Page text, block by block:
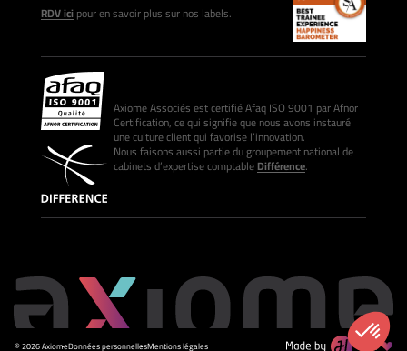
RDV icipour en savoir plus sur nos labels.
Axiome Associés est certifié Afaq ISO 9001 par Afnor
Certification, ce qui signifie que nous avons instauré
une culture client qui favorise l’innovation.
Nous faisons aussi partie du groupement national de
cabinets d’expertise comptableDifférence.
© 2026 AxiomeDonnées personnellesMentions légales